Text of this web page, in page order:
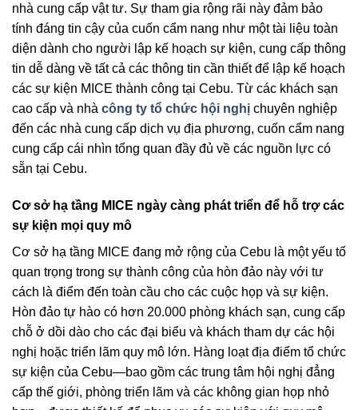
nhà cung cấp vật tư. Sự tham gia rộng rãi này đảm bảo
tính đáng tin cậy của cuốn cẩm nang như một tài liệu toàn
diện dành cho người lập kế hoạch sự kiện, cung cấp thông
tin dễ dàng về tất cả các thông tin cần thiết để lập kế hoạch
các sự kiện MICE thành công tại Cebu. Từ các khách sạn
cao cấp và nhà công ty tổ chức hội nghị chuyên nghiệp
đến các nhà cung cấp dịch vụ địa phương, cuốn cẩm nang
cung cấp cái nhìn tổng quan đầy đủ về các nguồn lực có
sẵn tại Cebu.
Cơ sở hạ tầng MICE ngày càng phát triển để hỗ trợ các
sự kiện mọi quy mô
Cơ sở hạ tầng MICE đang mở rộng của Cebu là một yếu tố
quan trọng trong sự thành công của hòn đảo này với tư
cách là điểm đến toàn cầu cho các cuộc họp và sự kiện.
Hòn đảo tự hào có hơn 20.000 phòng khách sạn, cung cấp
chỗ ở dồi dào cho các đại biểu và khách tham dự các hội
nghị hoặc triển lãm quy mô lớn. Hàng loạt địa điểm tổ chức
sự kiện của Cebu—bao gồm các trung tâm hội nghị đẳng
cấp thế giới, phòng triển lãm và các không gian họp nhỏ